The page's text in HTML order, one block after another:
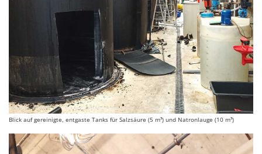
Blick auf gereinigte, entgaste Tanks für Salzsäure (5 m³) und Natronlauge (10 m³)